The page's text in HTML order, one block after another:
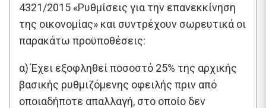
4321/2015 «Ρυθμίσεις για την επανεκκίνηση
της οικονομίας» και συντρέχουν σωρευτικά οι
παρακάτω προϋποθέσεις:
α) Έχει εξοφληθεί ποσοστό 25% της αρχικής
βασικής ρυθμιζόμενης οφειλής πριν από
οποιαδήποτε απαλλαγή, στο οποίο δεν